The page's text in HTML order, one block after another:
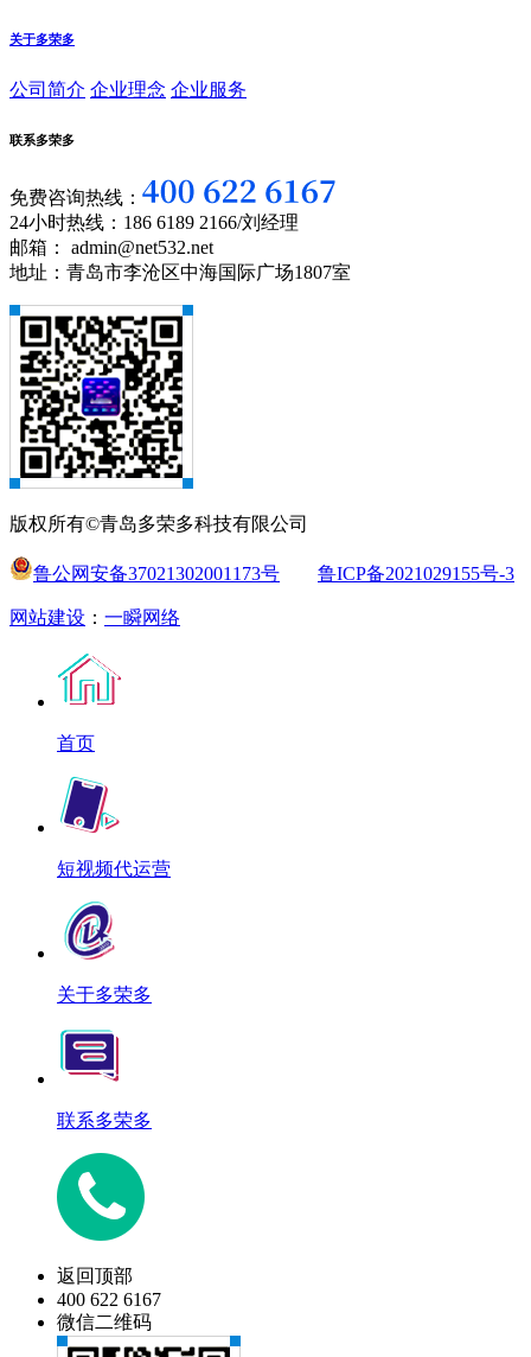
关于多荣多
公司简介 企业理念 企业服务
联系多荣多
免费咨询热线：
24小时热线：186 6189 2166/刘经理
邮箱： admin@net532.net
地址：青岛市李沧区中海国际广场1807室
版权所有©青岛多荣多科技有限公司
鲁公网安备37021302001173号 鲁ICP备2021029155号-3
网站建设 ： 一瞬网络
首页
短视频代运营
关于多荣多
联系多荣多
返回顶部
400 622 6167
微信二维码